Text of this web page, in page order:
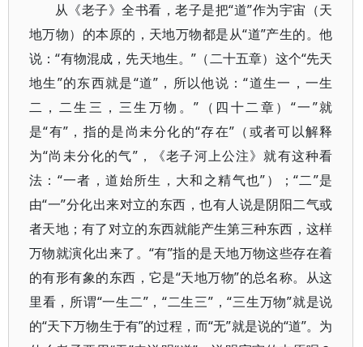
从《老子》全书看，老子是把“道”作为宇宙（天
地万物）的本原的，天地万物都是从“道”产生的。他
说：“有物混成，先天地生。”（二十五章）这个“先天
地生”的东西就是“道”，所以他说：“道生一，一生
二，二生三，三生万物。”（四十二章）“一”就
是“有”，指的是尚未分化的“存在”（或者可以解释
为“尚未分化的气”，《老子河上公注》就有这种看
法：“一者，道始所生，大和之精气也”）；“二”是
由“一”分化出来对立的东西，也有人说是阴阳二气或
者天地；有了对立的东西就能产生第三种东西，这样
万物就演化出来了。“有”指的是天地万物这些存在着
的有形有象的东西，它是“天地万物”的总名称。从这
里看，所谓“一生二”，“二生三”，“三生万物”就是说
的“天下万物生于有”的过程，而“无”就是说的“道”。为